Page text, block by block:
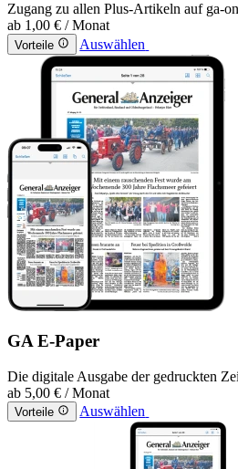
Zugang zu allen Plus-Artikeln auf ga-
ab 1,00 € / Monat
Vorteile Auswählen
GA E-Paper
Die digitale Ausgabe der gedruckten
ab 5,00 € / Monat
Vorteile Auswählen